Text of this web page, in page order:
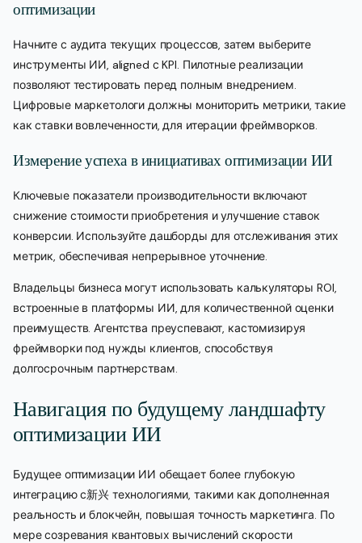
оптимизации
Начните с аудита текущих процессов, затем выберите
инструменты ИИ, aligned с KPI. Пилотные реализации
позволяют тестировать перед полным внедрением.
Цифровые маркетологи должны мониторить метрики, такие
как ставки вовлеченности, для итерации фреймворков.
Измерение успеха в инициативах оптимизации ИИ
Ключевые показатели производительности включают
снижение стоимости приобретения и улучшение ставок
конверсии. Используйте дашборды для отслеживания этих
метрик, обеспечивая непрерывное уточнение.
Владельцы бизнеса могут использовать калькуляторы ROI,
встроенные в платформы ИИ, для количественной оценки
преимуществ. Агентства преуспевают, кастомизируя
фреймворки под нужды клиентов, способствуя
долгосрочным партнерствам.
Навигация по будущему ландшафту
оптимизации ИИ
Будущее оптимизации ИИ обещает более глубокую
интеграцию с新兴 технологиями, такими как дополненная
реальность и блокчейн, повышая точность маркетинга. По
мере созревания квантовых вычислений скорости